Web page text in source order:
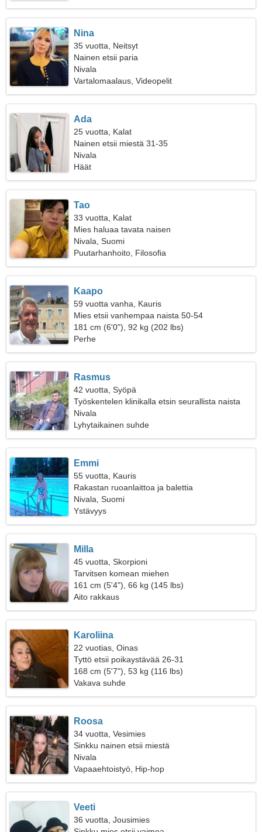
Nina
35 vuotta, Neitsyt
Nainen etsii paria
Nivala
Vartalomaalaus, Videopelit
Ada
25 vuotta, Kalat
Nainen etsii miestä 31-35
Nivala
Häät
Tao
33 vuotta, Kalat
Mies haluaa tavata naisen
Nivala, Suomi
Puutarhanhoito, Filosofia
Kaapo
59 vuotta vanha, Kauris
Mies etsii vanhempaa naista 50-54
181 cm (6'0"), 92 kg (202 lbs)
Perhe
Rasmus
42 vuotta, Syöpä
Työskentelen klinikalla etsin seurallista naista
Nivala
Lyhytaikainen suhde
Emmi
55 vuotta, Kauris
Rakastan ruoanlaittoa ja balettia
Nivala, Suomi
Ystävyys
Milla
45 vuotta, Skorpioni
Tarvitsen komean miehen
161 cm (5'4"), 66 kg (145 lbs)
Aito rakkaus
Karoliina
22 vuotias, Oinas
Tyttö etsii poikaystävää 26-31
168 cm (5'7"), 53 kg (116 lbs)
Vakava suhde
Roosa
34 vuotta, Vesimies
Sinkku nainen etsii miestä
Nivala
Vapaaehtoistyö, Hip-hop
Veeti
36 vuotta, Jousimies